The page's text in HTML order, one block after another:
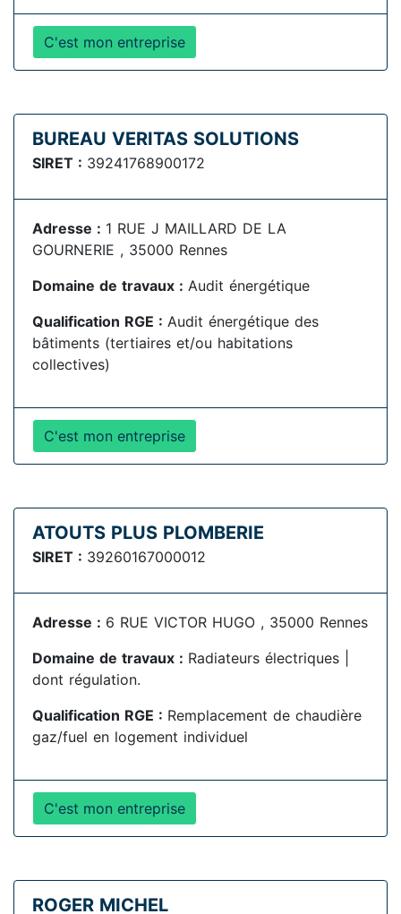
C'est mon entreprise
BUREAU VERITAS SOLUTIONS
SIRET : 39241768900172
Adresse : 1 RUE J MAILLARD DE LA
GOURNERIE , 35000 Rennes
Domaine de travaux : Audit énergétique
Qualification RGE : Audit énergétique des
bâtiments (tertiaires et/ou habitations
collectives)
C'est mon entreprise
ATOUTS PLUS PLOMBERIE
SIRET : 39260167000012
Adresse : 6 RUE VICTOR HUGO , 35000 Rennes
Domaine de travaux : Radiateurs électriques |
dont régulation.
Qualification RGE : Remplacement de chaudière
gaz/fuel en logement individuel
C'est mon entreprise
ROGER MICHEL